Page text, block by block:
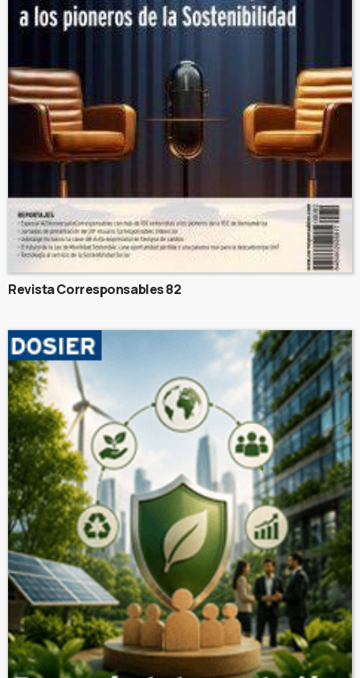
Revista Corresponsables 82